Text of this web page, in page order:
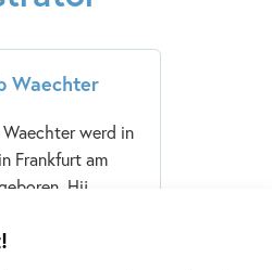
Waechter
werd in
Frankfurt am
Hij